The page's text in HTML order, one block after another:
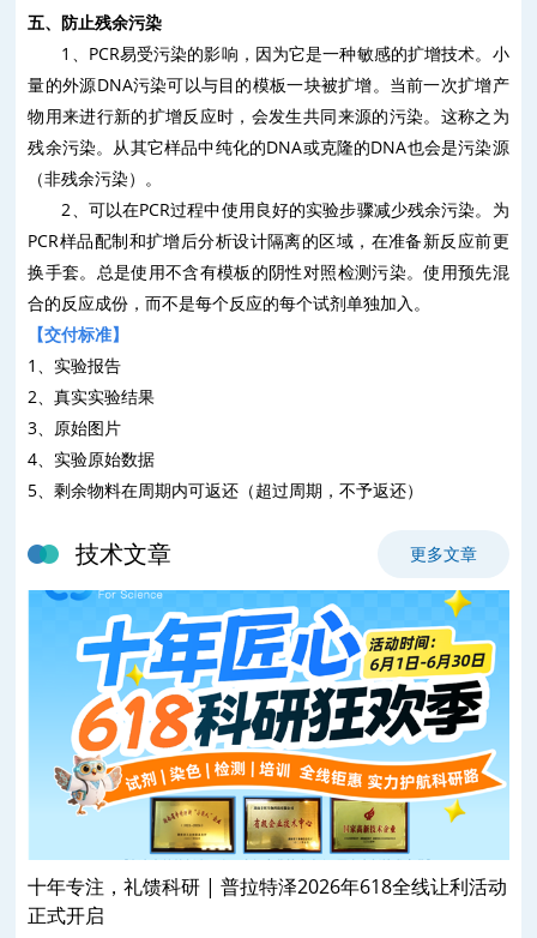
五、防止残余污染
1 、 PCR易受污染的影响，因为它是一种敏感的扩增技术。小
量的外源DNA污染可以与目的模板一块被扩增。当前一次扩增产
物用来进行新的扩增反应时，会发生共同来源的污染。这称之为
残余污染。从其它样品中纯化的DNA或克隆的DNA也会是污染源
（非残余污染）。
2、可以在PCR过程中使用良好的实验步骤减少残余污染。为
PCR样品配制和扩增后分析设计隔离的区域，在准备新反应前更
换手套。总是使用不含有模板的阴性对照检测污染。使用预先混
合的反应成份，而不是每个反应的每个试剂单独加入。
【交付标准】
1 、实验报告
2、真实实验结果
3、 原始图片
4、实验原始数据
5、剩余物料在周期内可返还（超过周期，不予返还）
技术文章 更多文章
十年专注，礼馈科研 | 普拉特泽2026年618全线让利活动
正式开启